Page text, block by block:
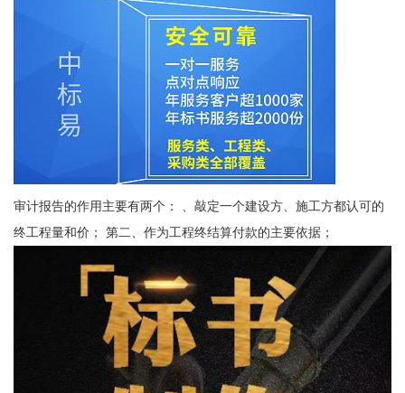
审计报告的作用主要有两个： 、敲定一个建设方、施工方都认可的
终工程量和价； 第二、作为工程终结算付款的主要依据；